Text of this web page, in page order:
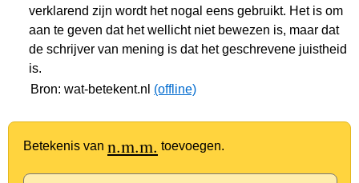
verklarend zijn wordt het nogal eens gebruikt. Het is om
aan te geven dat het wellicht niet bewezen is, maar dat
de schrijver van mening is dat het geschrevene juistheid
is.
Bron: wat-betekent.nl (offline)
Betekenis van n.m.m. toevoegen.